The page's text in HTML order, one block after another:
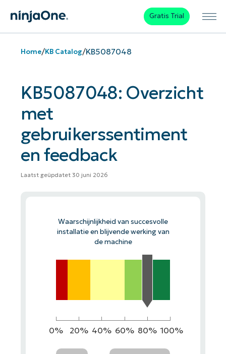
Gratis Trial
Home/KB Catalog/KB5087048
KB5087048: Overzicht
met
gebruikerssentiment
en feedback
Laatst geüpdatet 30 juni 2026
Waarschijnlijkheid van succesvolle
installatie en blijvende werking van
de machine
0% 20% 40% 60% 80% 100%